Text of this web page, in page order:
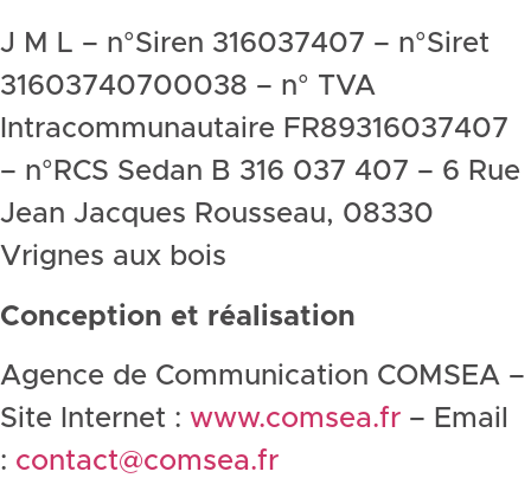
J M L – n°Siren 316037407 – n°Siret
31603740700038 – n° TVA
Intracommunautaire FR89316037407
– n°RCS Sedan B 316 037 407 – 6 Rue
Jean Jacques Rousseau, 08330
Vrignes aux bois
Conception et réalisation
Agence de Communication COMSEA –
Site Internet : www.comsea.fr – Email
: contact@comsea.fr